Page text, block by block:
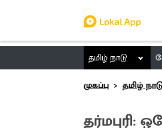
தமிழ் நாடு
முகப்பு
தமிழ்
தர்மபுரி: